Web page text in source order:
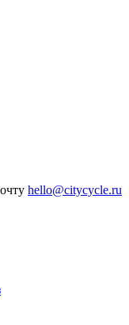
hello@citycycle.ru